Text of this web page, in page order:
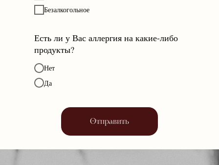
Безалкогольное
Есть ли у Вас аллергия на какие-либо
продукты?
Нет
Да
Отправить